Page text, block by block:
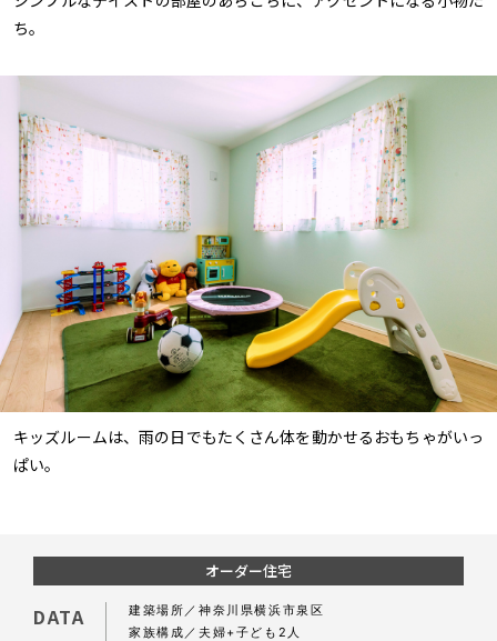
ち。
キッズルームは、雨の日でもたくさん体を動かせるおもちゃがいっ
ぱい。
オーダー住宅
DATA 建築場所
神奈川県横浜市泉区
家族構成
夫婦+子ども2人